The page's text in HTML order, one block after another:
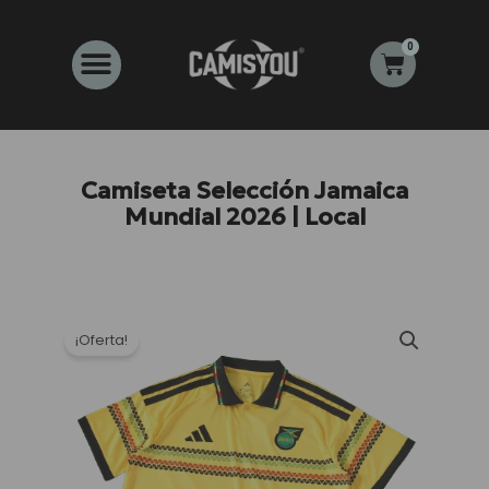
contenido
0
Carrito
Camiseta Selección Jamaica
Mundial 2026 | Local
¡Oferta!